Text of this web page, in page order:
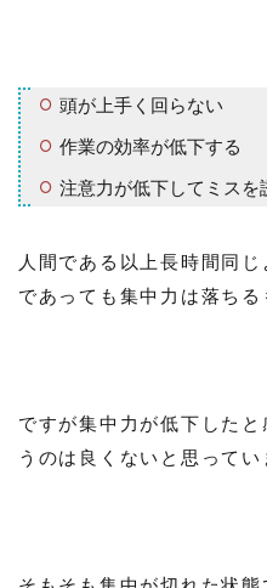
頭が上手く回らない
作業の効率が低下する
注意力が低下してミスを
人間である以上長時間同
であっても集中力は落ちる
ですが集中力が低下した
うのは良くないと思ってい